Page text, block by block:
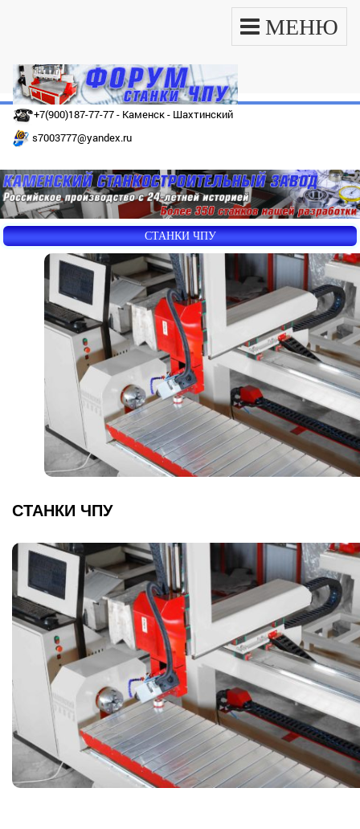
МЕНЮ
+7(900)187-77-77 - Каменск - Шахтинский
s7003777@yandex.ru
СТАНКИ ЧПУ
СТАНКИ ЧПУ